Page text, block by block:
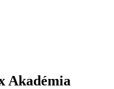
Akadémia